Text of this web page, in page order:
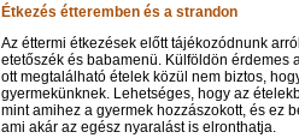
Étkezés étteremben és a strandon
Az éttermi étkezések előtt tájékozódnunk
etetőszék és babamenü. Külföldön érdemes
ott megtalálható ételek közül nem biztos,
gyermekünknek. Lehetséges, hogy az
mint amihez a gyermek hozzászokott, és ez
ami akár az egész nyaralást is elronthatja.